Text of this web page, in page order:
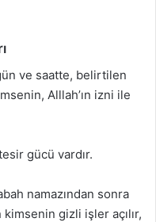
ve saatte, belirtilen
Alllah’ın izni ile
gücü vardır.
namazından sonra
gizli işler açılır,